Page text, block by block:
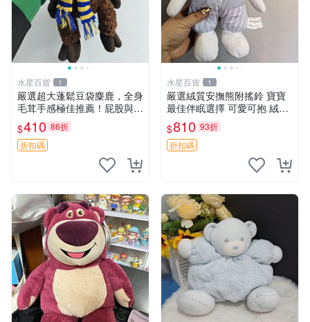
水星百貨 1
嚴選超大蓬鬆豆袋麋鹿，全身
毛茸手感極佳推薦！屁股與四
肢填充均勻，適合收藏與孩童
共賞。 麋鹿 豆袋 毛茸玩具
$410 86折
折扣碼
水星百貨 1
嚴選絨質安撫熊附搖鈴 寶寶
最佳伴眠選擇 可愛可抱 絨毛
玩具 安撫熊 嬰兒用
$810 93折
折扣碼